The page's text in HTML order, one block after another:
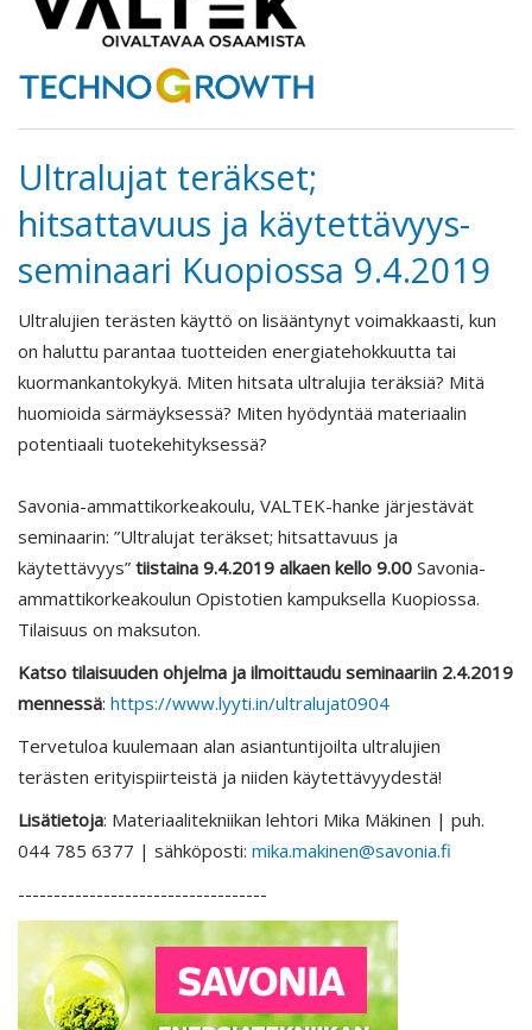
Ultralujat teräkset;
hitsattavuus ja käytettävyys-
seminaari Kuopiossa 9.4.2019
Ultralujien terästen käyttö on lisääntynyt voimakkaasti, kun
on haluttu parantaa tuotteiden energiatehokkuutta tai
kuormankantokykyä. Miten hitsata ultralujia teräksiä? Mitä
huomioida särmäyksessä? Miten hyödyntää materiaalin
potentiaali tuotekehityksessä?
Savonia-ammattikorkeakoulu, VALTEK-hanke järjestävät
seminaarin: ”Ultralujat teräkset; hitsattavuus ja
käytettävyys” tiistaina 9.4.2019 alkaen kello 9.00 Savonia-
ammattikorkeakoulun Opistotien kampuksella Kuopiossa.
Tilaisuus on maksuton.
Katso tilaisuuden ohjelma ja ilmoittaudu seminaariin 2.4.2019
mennessä: https://www.lyyti.in/ultralujat0904
Tervetuloa kuulemaan alan asiantuntijoilta ultralujien
terästen erityispiirteistä ja niiden käytettävyydestä!
Lisätietoja: Materiaalitekniikan lehtori Mika Mäkinen | puh.
044 785 6377 | sähköposti: mika.makinen@savonia.fi
-----------------------------------